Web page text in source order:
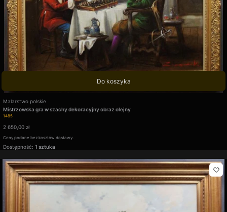
Do koszyka
Kod produktu
1485
Mistrzowska gra w szachy dekoracyjny obraz olejny
Producent
Malarstwo polskie
Cena
2 650,00 zł
Ceny podane bez kosztów dostawy.
Dostępność: 1 sztuka